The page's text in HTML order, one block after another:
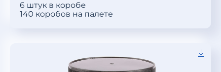
6 штук в коробе
140 коробов на палете